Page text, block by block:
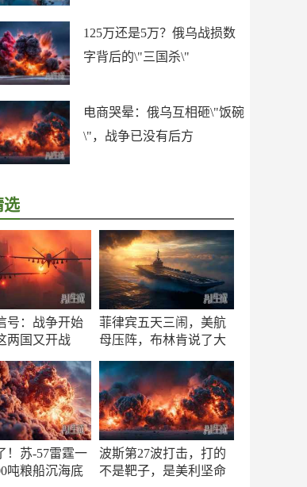
125万还是5万？俄乌战损数
字背后的\"三国杀\"
电商哭晕：俄乌互相砸\"饭碗
\"，战争已没有后方
选
号：战争开始
两国又开战
菲律宾五天三闹，美航
母压阵，布林肯说了大
！苏-57雷霆一
吨粮船沉海底
波斯第27波打击，打的
不是靶子，是美利坚命